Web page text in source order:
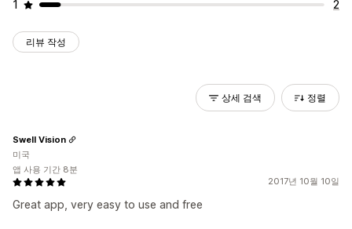
1
2
리뷰 작성
상세 검색 정렬
2017년 10월 10일
Great app, very easy to use and free
Swell Vision
미국
앱 사용 기간 8분